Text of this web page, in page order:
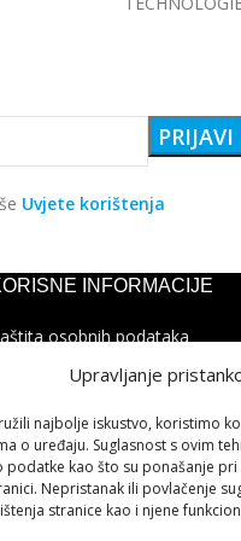
Upravljanje
najbolje iskustvo, koristimo
o uređaju. Suglasnost s ovim
podatke kao što su ponašanje
Nepristanak ili povlačenje
stranice kao i njene
Uvjete korištenja
INFORMACIJE
osobnih podataka
Pohvale i prigovori
za online
sporova